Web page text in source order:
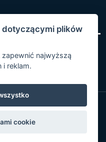
s.r.o. | Webdesign
plików
najwyższą
i reklam.
cookie